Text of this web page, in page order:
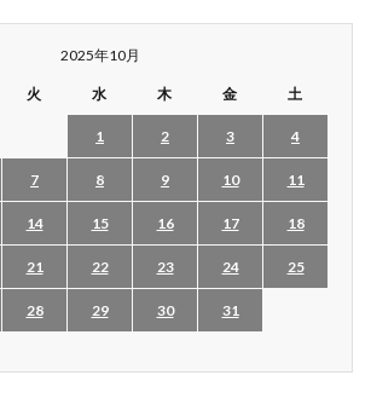
2025年10月
火 水 木 金 土
1 2 3 4
7 8 9 10 11
14 15 16 17 18
21 22 23 24 25
28 29 30
31